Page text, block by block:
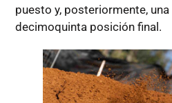
puesto y, posteriormente,
decimoquinta posición final.